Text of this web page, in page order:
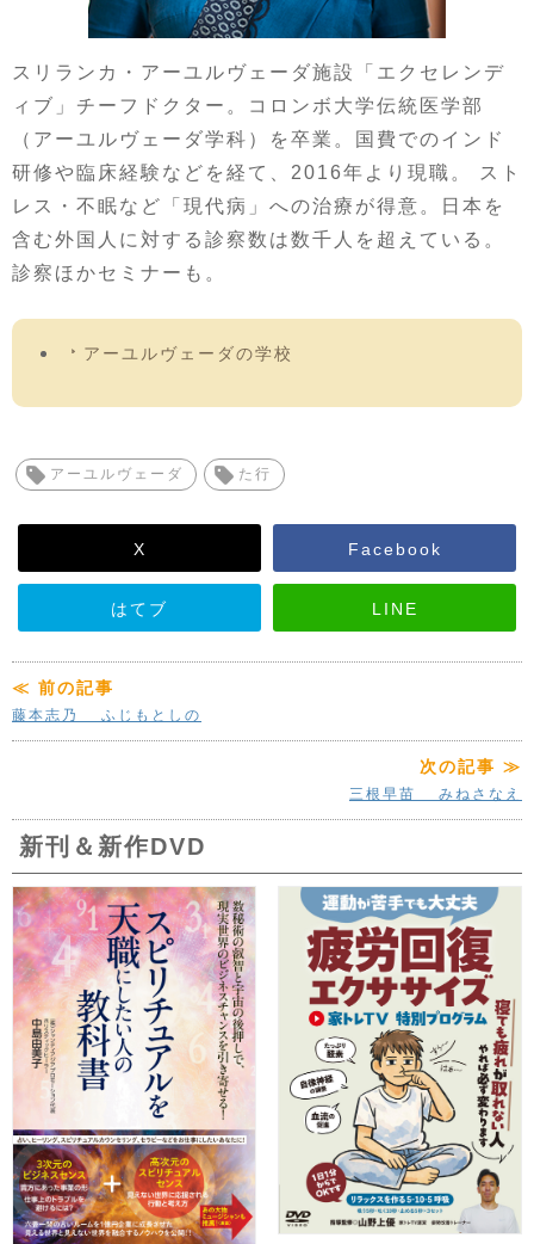
スリランカ・アーユルヴェーダ施設「エクセレンデ
ィブ」チーフドクター。コロンボ大学伝統医学部
（アーユルヴェーダ学科）を卒業。国費でのインド
研修や臨床経験などを経て、2016年より現職。 スト
レス・不眠など「現代病」への治療が得意。日本を
含む外国人に対する診察数は数千人を超えている。
診察ほかセミナーも。
アーユルヴェーダの学校
アーユルヴェーダ た行
X Facebook
はてブ LINE
≪ 前の記事
藤本志乃 ふじもとしの
次の記事 ≫
三根早苗 みねさなえ
新刊＆新作DVD